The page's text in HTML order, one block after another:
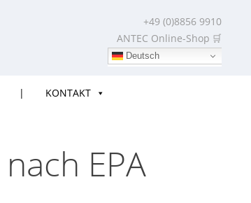
+49 (0)8856 9910
ANTEC Online-Shop
Deutsch
| KONTAKT
EPA